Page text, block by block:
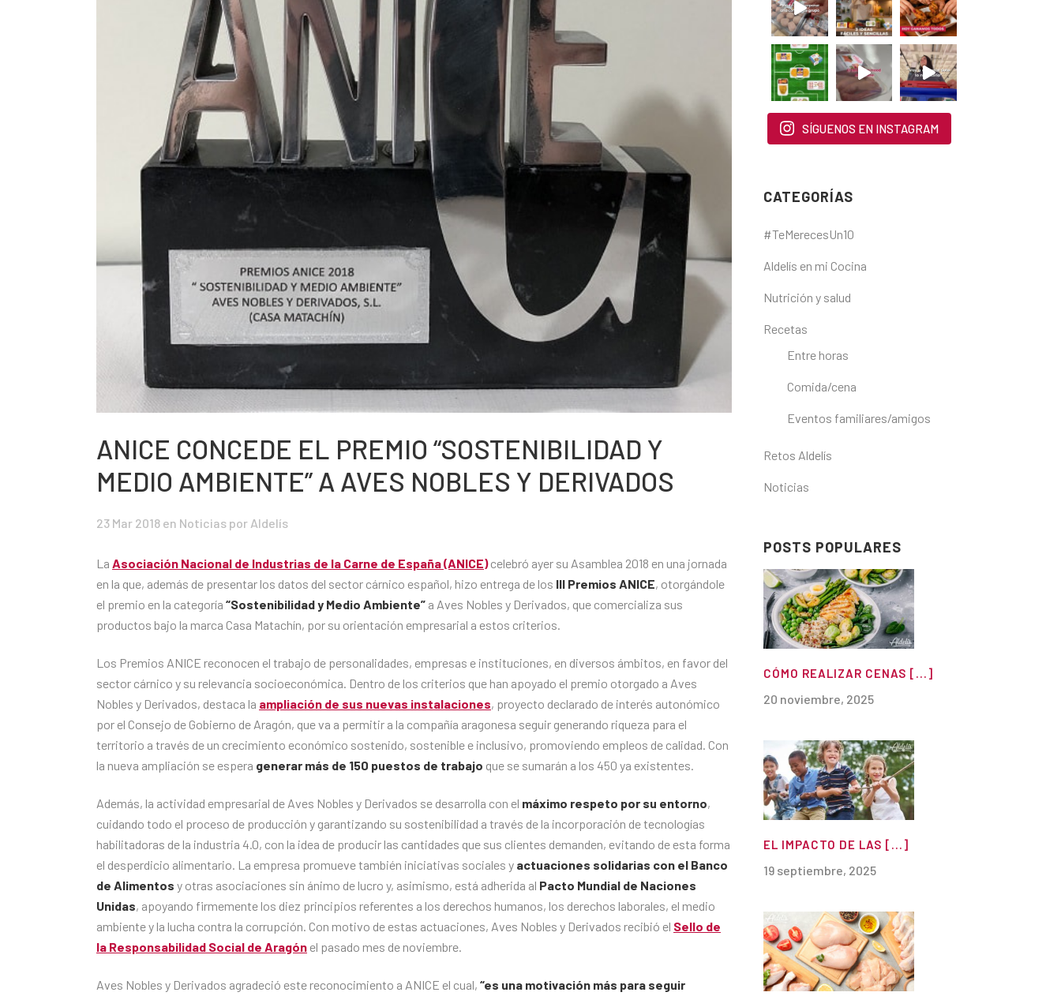
ANICE CONCEDE EL PREMIO “SOSTENIBILIDAD Y
MEDIO AMBIENTE” A AVES NOBLES Y DERIVADOS
23 Mar 2018 en Noticias por Aldelís
La Asociación Nacional de Industrias de la Carne de España (ANICE)celebró ayer su Asamblea 2018 en una jornada
en la que, además de presentar los datos del sector cárnico español, hizo entrega de los III Premios ANICE, otorgándole
el premio en la categoría “Sostenibilidad y Medio Ambiente” a Aves Nobles y Derivados, que comercializa sus
productos bajo la marca Casa Matachín, por su orientación empresarial a estos criterios.
Los Premios ANICE reconocen el trabajo de personalidades, empresas e instituciones, en diversos ámbitos, en favor del
sector cárnico y su relevancia socioeconómica. Dentro de los criterios que han apoyado el premio otorgado a Aves
Nobles y Derivados, destaca la ampliación de sus nuevas instalaciones, proyecto declarado de interés autonómico
por el Consejo de Gobierno de Aragón, que va a permitir a la compañía aragonesa seguir generando riqueza para el
territorio a través de un crecimiento económico sostenido, sostenible e inclusivo, promoviendo empleos de calidad. Con
la nueva ampliación se espera generar más de 150 puestos de trabajo que se sumarán a los 450 ya existentes.
Además, la actividad empresarial de Aves Nobles y Derivados se desarrolla con el máximo respeto por su entorno,
cuidando todo el proceso de producción y garantizando su sostenibilidad a través de la incorporación de tecnologías
habilitadoras de la industria 4.0, con la idea de producir las cantidades que sus clientes demanden, evitando de esta forma
el desperdicio alimentario. La empresa promueve también iniciativas sociales y actuaciones solidarias con el Banco
de Alimentos y otras asociaciones sin ánimo de lucro y, asimismo, está adherida al Pacto Mundial de Naciones
Unidas, apoyando firmemente los diez principios referentes a los derechos humanos, los derechos laborales, el medio
ambiente y la lucha contra la corrupción. Con motivo de estas actuaciones, Aves Nobles y Derivados recibió el Sello de
la Responsabilidad Social de Aragón el pasado mes de noviembre.
Aves Nobles y Derivados agradeció este reconocimiento a ANICE el cual, “es una motivación más para seguir
SÍGUENOS EN INSTAGRAM
CATEGORÍAS
#TeMerecesUn10
Aldelís en mi Cocina
Nutrición y salud
Recetas
Entre horas
Comida/cena
Eventos familiares/amigos
Retos Aldelís
Noticias
POSTS POPULARES
CÓMO REALIZAR CENAS [...]
20 noviembre, 2025
EL IMPACTO DE LAS [...]
19 septiembre, 2025